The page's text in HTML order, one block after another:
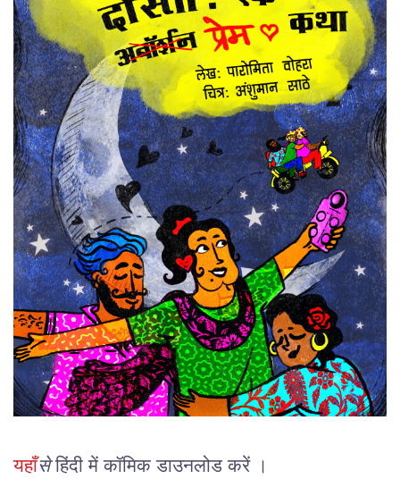
यहाँसेहिंदी में कॉमिक डाउनलोड करें ।